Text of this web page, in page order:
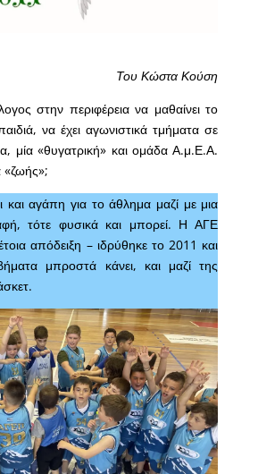
Του Κώστα Κούση
στην περιφέρεια να μαθαίνει το
να έχει αγωνιστικά τμήματα σε
μία «θυγατρική» και ομάδα Α.μ.Ε.Α.
«ζωής»;
και αγάπη για το άθλημα μαζί με μια
τότε φυσικά και μπορεί. Η ΑΓΕ
απόδειξη – ιδρύθηκε το 2011 και
μπροστά κάνει, και μαζί της